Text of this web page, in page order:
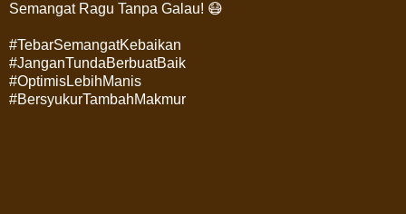
Semangat Ragu Tanpa Galau! 😷
#TebarSemangatKebaikan
#JanganTundaBerbuatBaik
#OptimisLebihManis
#BersyukurTambahMakmur